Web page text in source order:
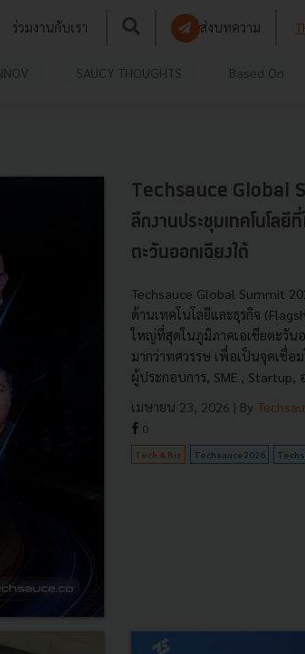
ร่วมงานกับเรา ส่งบทความ
SAUCY THOUGHTS Based On
Techsauce Global
ลึกงานประชุมเทคโนโลยี
ตะวันออกเฉียงใต้
Techsauce Global Summit
ด้านเทคโนโลยีและธุรกิจ
ใหญ่ที่สุดในภูมิภาคเอเชียตะวัน
มากว่าทศวรรษ เพื่อเป็นจุดเชื่อ
ผู้ประกอบการ, SME , Startup,
เมษายน 23, 2026 | By
0
Tech & Biz Techsauce2026